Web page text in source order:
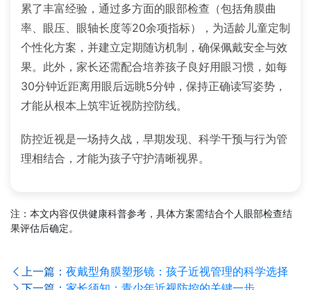
累了丰富经验，通过多方面的眼部检查（包括角膜曲
率、眼压、眼轴长度等20余项指标），为适龄儿童定制
个性化方案，并建立定期随访机制，确保佩戴安全与效
果。此外，家长还需配合培养孩子良好用眼习惯，如每
30分钟近距离用眼后远眺5分钟，保持正确读写姿势，
才能从根本上筑牢近视防控防线。
防控近视是一场持久战，早期发现、科学干预与行为管
理相结合，才能为孩子守护清晰视界。
注：本文内容仅供健康科普参考，具体方案需结合个人眼部检查结
果评估后确定。
上一篇： 夜戴型角膜塑形镜：孩子近视管理的科学选择